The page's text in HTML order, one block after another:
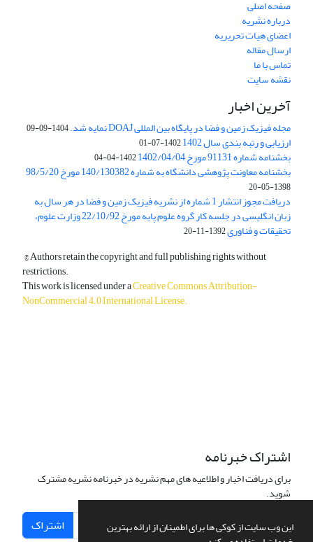
این وب سایت از کوکی ها برای اطمینان از ارائه بهترین
صفحه اصلی
درباره نشریه
اعضای هیات تحریریه
ارسال مقاله
تماس با ما
نقشه سایت
آخرین اخبار
مجله فیزیک زمین و فضا در پایگاه بین المللی DOAJ نمایه شد. 1404-09-09
ارزیابی و رتبه بندی سال 1402 1402-07-01
بخشنامه شماره 91131 مورخ 1402/04/04 1402-04-04
بخشنامه معاونت پژوهشی دانشگاه به شماره 140/130382 مورخ 98/5/20
1398-05-20
دریافت مجوز انتشار 1 شماره از نشریه فیزیک زمین و فضا در هر سال به
زبان انگلیسی در جلسه کار گروه علوم پایه مورخ 22/10/92 وزارت علوم،
تحقیقات و فناوری1392-11-20
© Authors retain the copyright and full publishing rights without
restrictions.
This work is licensed under aCreative Commons Attribution-
NonCommercial 4.0 International License.
اشتراک خبرنامه
برای دریافت اخبار و اطلاعیه های مهم نشریه در خبرنامه نشریه مشترک
شوید.
اشتراک